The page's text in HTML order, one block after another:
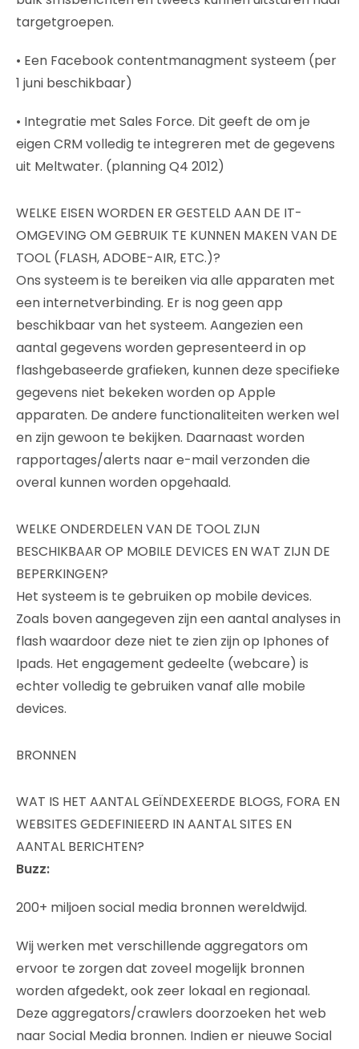
targetgroepen.
• Een Facebook contentmanagment systeem (per
1 juni beschikbaar)
• Integratie met Sales Force. Dit geeft de om je
eigen CRM volledig te integreren met de gegevens
uit Meltwater. (planning Q4 2012)
WELKE EISEN WORDEN ER GESTELD AAN DE IT-
OMGEVING OM GEBRUIK TE KUNNEN MAKEN VAN DE
TOOL (FLASH, ADOBE-AIR, ETC.)?
Ons systeem is te bereiken via alle apparaten met
een internetverbinding. Er is nog geen app
beschikbaar van het systeem. Aangezien een
aantal gegevens worden gepresenteerd in op
flashgebaseerde grafieken, kunnen deze specifieke
gegevens niet bekeken worden op Apple
apparaten. De andere functionaliteiten werken wel
en zijn gewoon te bekijken. Daarnaast worden
rapportages/alerts naar e-mail verzonden die
overal kunnen worden opgehaald.
WELKE ONDERDELEN VAN DE TOOL ZIJN
BESCHIKBAAR OP MOBILE DEVICES EN WAT ZIJN DE
BEPERKINGEN?
Het systeem is te gebruiken op mobile devices.
Zoals boven aangegeven zijn een aantal analyses in
flash waardoor deze niet te zien zijn op Iphones of
Ipads. Het engagement gedeelte (webcare) is
echter volledig te gebruiken vanaf alle mobile
devices.
BRONNEN
WAT IS HET AANTAL GEÏNDEXEERDE BLOGS, FORA EN
WEBSITES GEDEFINIEERD IN AANTAL SITES EN
AANTAL BERICHTEN?
Buzz:
200+ miljoen social media bronnen wereldwijd.
Wij werken met verschillende aggregators om
ervoor te zorgen dat zoveel mogelijk bronnen
worden afgedekt, ook zeer lokaal en regionaal.
Deze aggregators/crawlers doorzoeken het web
naar Social Media bronnen. Indien er nieuwe Social